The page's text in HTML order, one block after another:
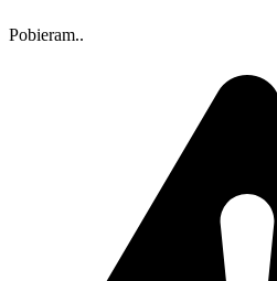
Pobieram..